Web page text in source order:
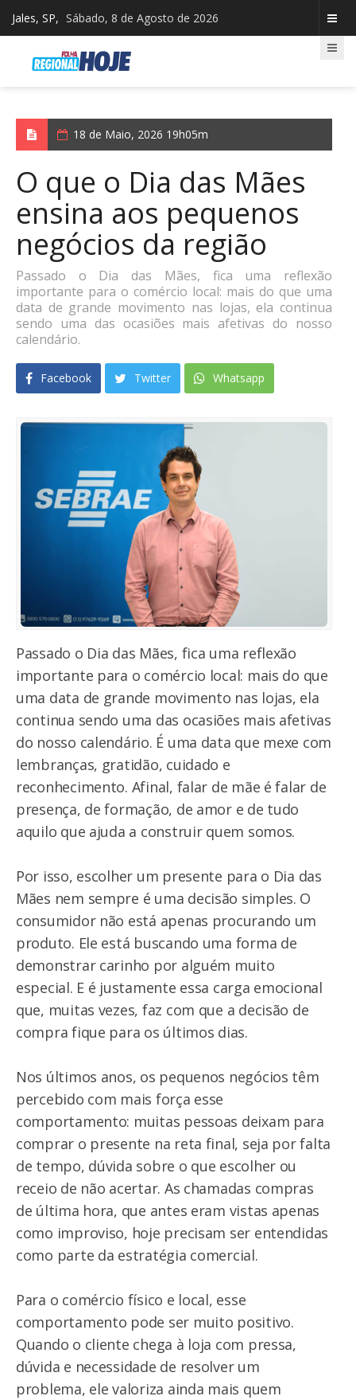
Jales, SP, Sábado, 8 de Agosto de 2026
18 de Maio, 2026 19h05m
O que o Dia das Mães
ensina aos pequenos
negócios da região
Passado o Dia das Mães, fica uma reflexão
importante para o comércio local: mais do que uma
data de grande movimento nas lojas, ela continua
sendo uma das ocasiões mais afetivas do nosso
calendário.
Facebook Twitter Whatsapp
Passado o Dia das Mães, fica uma reflexão
importante para o comércio local: mais do que
uma data de grande movimento nas lojas, ela
continua sendo uma das ocasiões mais afetivas
do nosso calendário. É uma data que mexe com
lembranças, gratidão, cuidado e
reconhecimento. Afinal, falar de mãe é falar de
presença, de formação, de amor e de tudo
aquilo que ajuda a construir quem somos.
Por isso, escolher um presente para o Dia das
Mães nem sempre é uma decisão simples. O
consumidor não está apenas procurando um
produto. Ele está buscando uma forma de
demonstrar carinho por alguém muito
especial. E é justamente essa carga emocional
que, muitas vezes, faz com que a decisão de
compra fique para os últimos dias.
Nos últimos anos, os pequenos negócios têm
percebido com mais força esse
comportamento: muitas pessoas deixam para
comprar o presente na reta final, seja por falta
de tempo, dúvida sobre o que escolher ou
receio de não acertar. As chamadas compras
de última hora, que antes eram vistas apenas
como improviso, hoje precisam ser entendidas
como parte da estratégia comercial.
Para o comércio físico e local, esse
comportamento pode ser muito positivo.
Quando o cliente chega à loja com pressa,
dúvida e necessidade de resolver um
problema, ele valoriza ainda mais quem